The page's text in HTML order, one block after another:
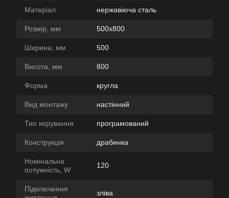
Матеріал нержавіюча сталь
Розмір, мм 500х800
Ширина, мм 500
Висота, мм 800
Форма кругла
Вид монтажу настінний
Тип керування програмований
Конструкція драбинка
Номінальна
потужність, W
120
Підключення
зліва